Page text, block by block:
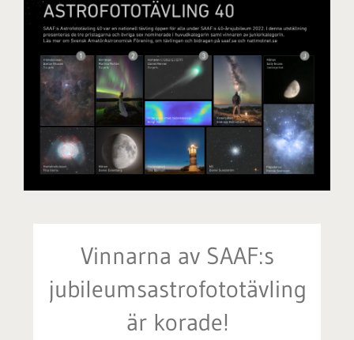
Vinnarna av SAAF:s
jubileumsastrofototävling
är korade!